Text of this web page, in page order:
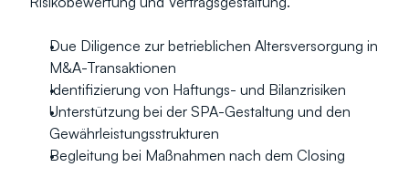
Due Diligence zur betrieblichen Altersversorgung in
M&A-Transaktionen
Identifizierung von Haftungs- und Bilanzrisiken
Unterstützung bei der SPA-Gestaltung und den
Gewährleistungsstrukturen
Begleitung bei Maßnahmen nach dem Closing